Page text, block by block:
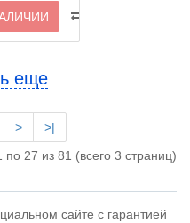
еще
>
>|
по 27 из 81 (всего 3 страниц)
сайте с гарантией